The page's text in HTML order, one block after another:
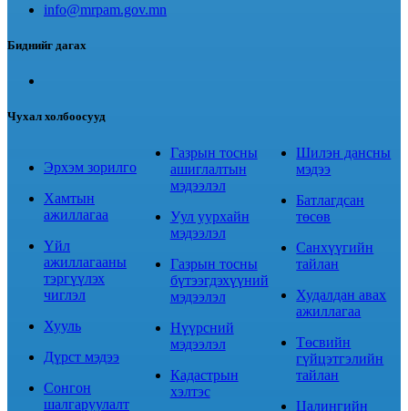
info@mrpam.gov.mn
Биднийг дагах
Чухал холбоосууд
Эрхэм зорилго
Хамтын
ажиллагаа
Үйл
ажиллагааны
тэргүүлэх
чиглэл
Хууль
Дүрст мэдээ
Сонгон
шалгаруулалт
Газрын тосны
ашиглалтын
мэдээлэл
Уул уурхайн
мэдээлэл
Газрын тосны
бүтээгдэхүүний
мэдээлэл
Нүүрсний
мэдээлэл
Кадастрын
хэлтэс
Шилэн дансны
мэдээ
Батлагдсан
төсөв
Санхүүгийн
тайлан
Худалдан авах
ажиллагаа
Төсвийн
гүйцэтгэлийн
тайлан
Цалингийн